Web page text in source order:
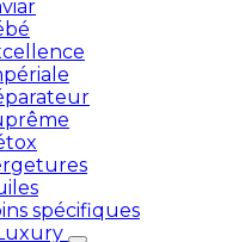
spécifiques